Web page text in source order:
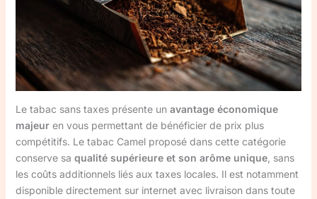
Le tabac sans taxes présente un avantage économique
majeuren vous permettant de bénéficier de prix plus
compétitifs. Le tabac Camel proposé dans cette catégorie
conserve sa qualité supérieure et son arôme unique, sans
les coûts additionnels liés aux taxes locales. Il est notamment
disponible directement sur internet avec livraison dans toute